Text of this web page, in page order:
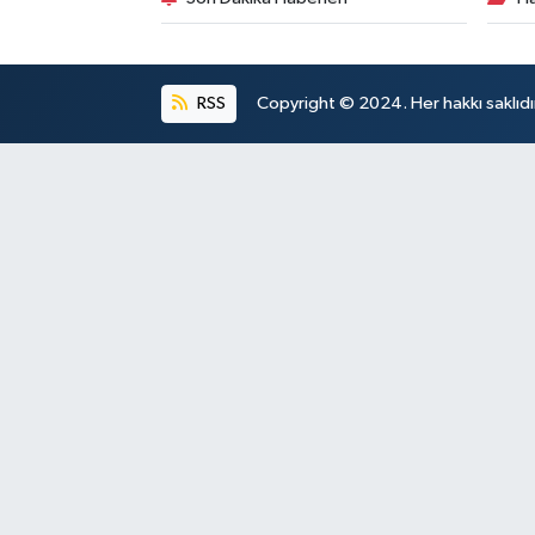
RSS Copyright © 2024. Her hakkı